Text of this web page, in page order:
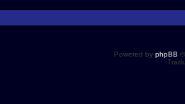
Powered by phpBB